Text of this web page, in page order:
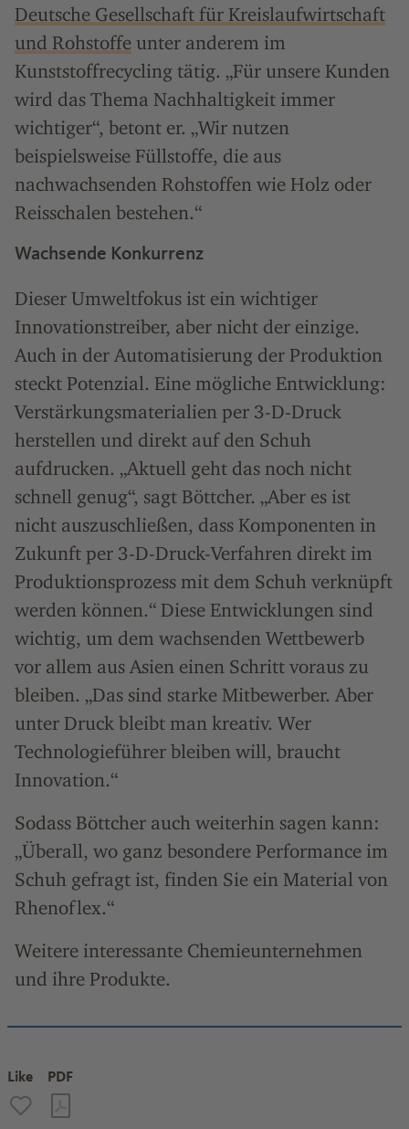
Deutsche Gesellschaft für Kreislaufwirtschaft
und Rohstoffe unter anderem im
Kunststoffrecycling tätig. „Für unsere Kunden
wird das Thema Nachhaltigkeit immer
wichtiger“, betont er. „Wir nutzen
beispielsweise Füllstoffe, die aus
nachwachsenden Rohstoffen wie Holz oder
Reisschalen bestehen.“
Wachsende Konkurrenz
Dieser Umweltfokus ist ein wichtiger
Innovationstreiber, aber nicht der einzige.
Auch in der Automatisierung der Produktion
steckt Potenzial. Eine mögliche Entwicklung:
Verstärkungsmaterialien per 3-D-Druck
herstellen und direkt auf den Schuh
aufdrucken. „Aktuell geht das noch nicht
schnell genug“, sagt Böttcher. „Aber es ist
nicht auszuschließen, dass Komponenten in
Zukunft per 3-D-Druck-Verfahren direkt im
Produktionsprozess mit dem Schuh verknüpft
werden können.“ Diese Entwicklungen sind
wichtig, um dem wachsenden Wettbewerb
vor allem aus Asien einen Schritt voraus zu
bleiben. „Das sind starke Mitbewerber. Aber
unter Druck bleibt man kreativ. Wer
Technologieführer bleiben will, braucht
Innovation.“
Sodass Böttcher auch weiterhin sagen kann:
„Überall, wo ganz besondere Performance im
Schuh gefragt ist, finden Sie ein Material von
Rhenoflex.“
Weitere interessante Chemieunternehmen
und ihre Produkte.
Like PDF